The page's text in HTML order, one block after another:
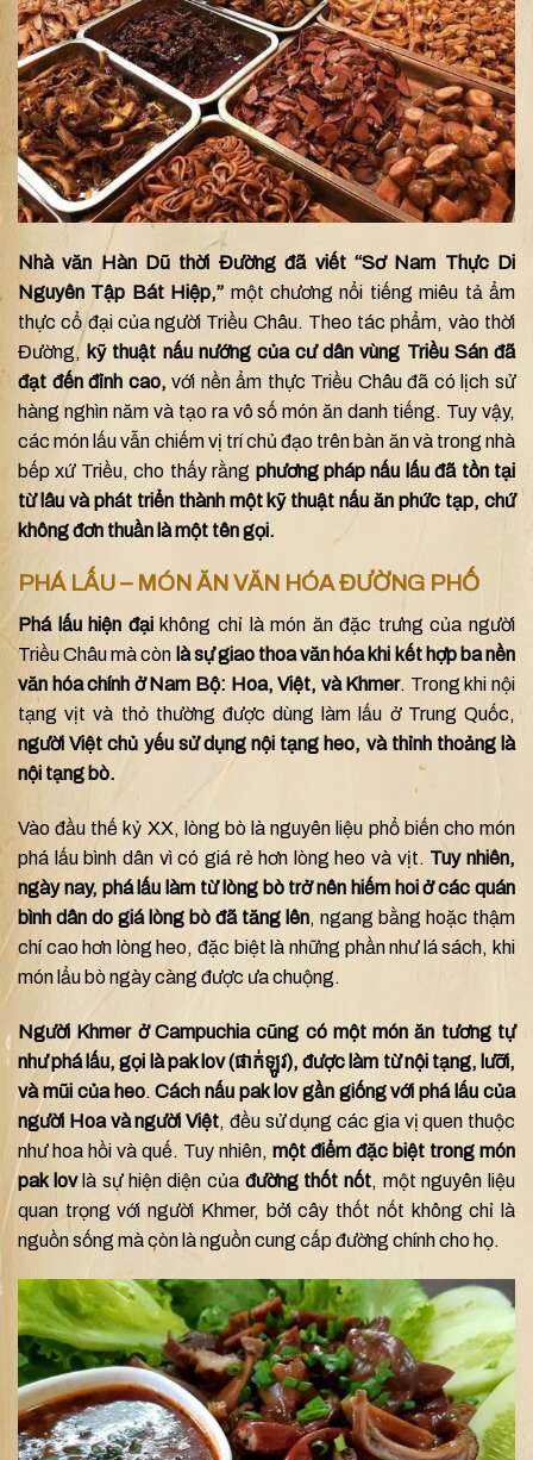
Nhà văn Hàn Dũ thời Đường đã viết “Sơ Nam Thực Di
Nguyên Tập Bát Hiệp,” một chương nổi tiếng miêu tả ẩm
thực cổ đại của người Triều Châu. Theo tác phẩm, vào thời
Đường, kỹ thuật nấu nướng của cư dân vùng Triều Sán đã
đạt đến đỉnh cao, với nền ẩm thực Triều Châu đã có lịch sử
hàng nghìn năm và tạo ra vô số món ăn danh tiếng. Tuy vậy,
các món lấu vẫn chiếm vị trí chủ đạo trên bàn ăn và trong nhà
bếp xứ Triều, cho thấy rằng phương pháp nấu lấu đã tồn tại
từ lâu và phát triển thành một kỹ thuật nấu ăn phức tạp, chứ
không đơn thuần là một tên gọi.
PHÁ LẤU – MÓN ĂN VĂN HÓA ĐƯỜNG PHỐ
Phá lấu hiện đạikhông chỉ là món ăn đặc trưng của người
Triều Châu mà còn là sự giao thoa văn hóa khi kết hợp ba nền
văn hóa chính ở Nam Bộ: Hoa, Việt, và Khmer. Trong khi nội
tạng vịt và thỏ thường được dùng làm lấu ở Trung Quốc,
người Việt chủ yếu sử dụng nội tạng heo, và thỉnh thoảng là
nội tạng bò.
Vào đầu thế kỷ XX, lòng bò là nguyên liệu phổ biến cho món
phá lấu bình dân vì có giá rẻ hơn lòng heo và vịt. Tuy nhiên,
ngày nay, phá lấu làm từ lòng bò trở nên hiếm hoi ở các quán
bình dân do giá lòng bò đã tăng lên, ngang bằng hoặc thậm
chí cao hơn lòng heo, đặc biệt là những phần như lá sách, khi
món lẩu bò ngày càng được ưa chuộng.
Người Khmer ở Campuchia cũng có một món ăn tương tự
như phá lấu, gọi là pak lov (ផាក់ឡូវ), được làm từ nội tạng, lưỡi,
và mũi của heo.Cách nấu pak lov gần giống với phá lấu của
người Hoa và người Việt, đều sử dụng các gia vị quen thuộc
như hoa hồi và quế. Tuy nhiên, một điểm đặc biệt trong món
pak lovlà sự hiện diện của đường thốt nốt, một nguyên liệu
quan trọng với người Khmer, bởi cây thốt nốt không chỉ là
nguồn sống mà còn là nguồn cung cấp đường chính cho họ.